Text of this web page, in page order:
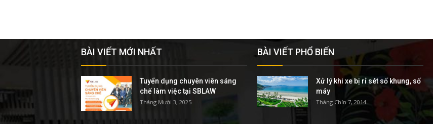
BÀI VIẾT MỚI NHẤT
Tuyển dụng chuyên viên sáng
chế làm việc tại SBLAW
Tháng Mười 3, 2025
BÀI VIẾT PHỔ BIẾN
Xử lý khi xe bị rỉ sét số khung, số
máy
Tháng Chín 7, 2014